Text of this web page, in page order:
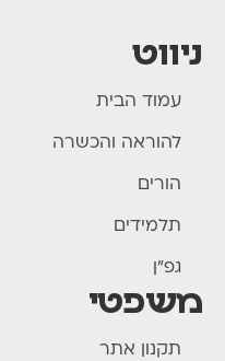
ניווט
עמוד הבית
להוראה והכשרה
הורים
תלמידים
גפ"ן
משפטי
תקנון אתר